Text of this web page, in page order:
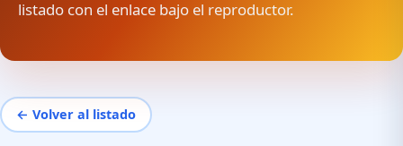
listado con el enlace bajo el reproductor.
← Volver al listado